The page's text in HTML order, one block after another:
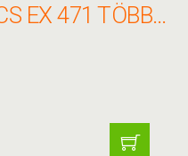
DT SWISS ABRONCS EX 471 TÖBB MÉRET